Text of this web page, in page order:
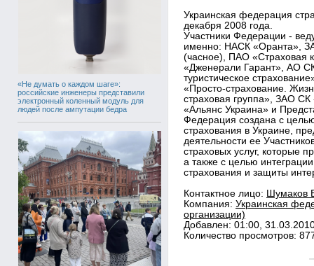
«Не думать о каждом шаге»:
российские инженеры представили
электронный коленный модуль для
людей после ампутации бедра
Украинская федерация
декабря 2008 года.
Участники Федерации -
именно: НАСК «Оранта»,
(часное), ПАО «Страховая
«Дженерали Гарант», АО
туристическое
«Просто-страхование.
страховая группа», ЗАО
«Альянс Украина» и
Федерация создана с
страхования в Украине,
деятельности ее
страховых услуг, которые
а также с целью
страхования и защиты
Контактное лицо: Шумаков
Компания: Украинская
организации)
Добавлен: 01:00,
Количество просмотров: